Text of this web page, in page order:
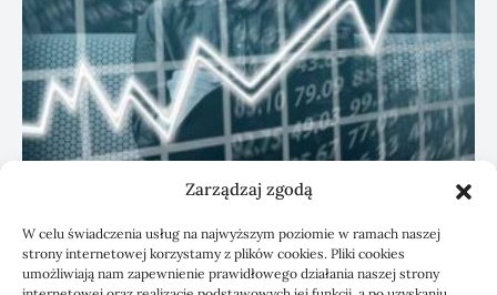
Zarządzaj zgodą
W celu świadczenia usług na najwyższym poziomie w ramach naszej
strony internetowej korzystamy z plików cookies. Pliki cookies
umożliwiają nam zapewnienie prawidłowego działania naszej strony
KSeF: przygotowanie sp. z o.o. z biurem
rachunkowym